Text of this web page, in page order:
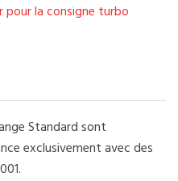
pour la consigne turbo
Standard sont
exclusivement avec des